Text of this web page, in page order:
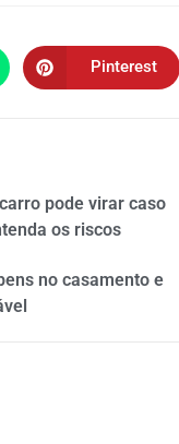
Pinterest
pode virar caso
os riscos
no casamento e